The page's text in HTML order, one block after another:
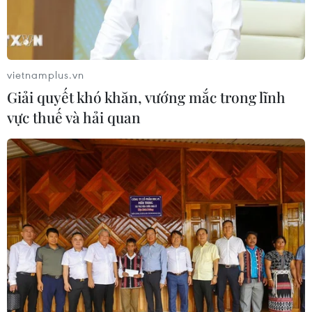
EU tuyên bố vượt qua “phép thử” an
ninh biên giới sau khủng hoảng
Ceuta
05/08/2026 00:37
công qua lại, thương vong không
ngừng gia tăng
04/08/2026 15:54
Pháp ghi nhận tháng 7 nóng nhất
trong lịch sử
04/08/2026 15:17
vietnamplus.vn
Giải quyết khó khăn, vướng mắc trong lĩnh
vực thuế và hải quan